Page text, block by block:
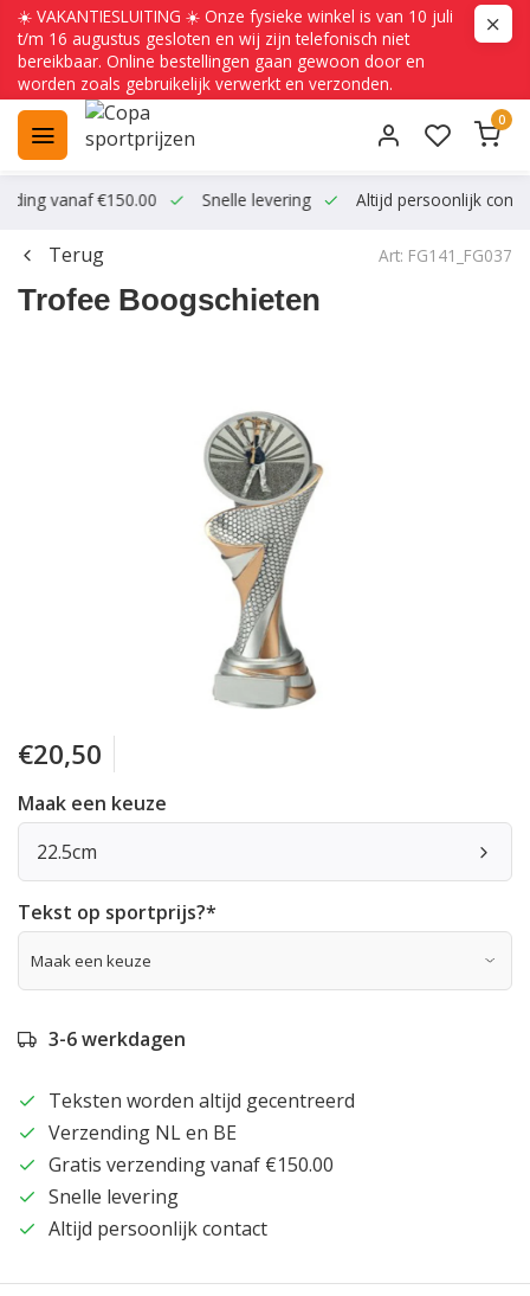
☀️ VAKANTIESLUITING ☀️ Onze fysieke winkel is van 10 juli
t/m 16 augustus gesloten en wij zijn telefonisch niet
bereikbaar. Online bestellingen gaan gewoon door en
worden zoals gebruikelijk verwerkt en verzonden.
0
vanaf €150.00 Snelle levering Altijd persoonlijk
Terug Art: FG141_FG037
Trofee Boogschieten
€20,50
Maak een keuze
22.5cm
Tekst op sportprijs?*
3-6 werkdagen
Teksten worden altijd gecentreerd
Verzending NL en BE
Gratis verzending vanaf €150.00
Snelle levering
Altijd persoonlijk contact